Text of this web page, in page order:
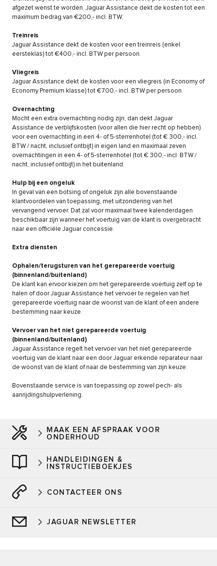
afgezet wenst te worden. Jaguar Assistance dekt de kosten tot een
maximum bedrag van €200,- incl. BTW.
Treinreis
Jaguar Assistance dekt de kosten voor een treinreis (enkel
eersteklas) tot €400,- incl. BTW per persoon.
Vliegreis
Jaguar Assistance dekt de kosten voor een vliegreis (in Economy of
Economy Premium klasse) tot €700,- incl. BTW per persoon.
Overnachting
Mocht een extra overnachting nodig zijn, dan dekt Jaguar
Assistance de verblijfskosten (voor allen die hier recht op hebben)
voor een overnachting in een 4- of 5-sterrenhotel (tot € 300,- incl.
BTW / nacht, inclusief ontbijt) in eigen land en maximaal zeven
overnachtingen in een 4- of 5-sterrenhotel (tot € 300,- incl. BTW /
nacht, inclusief ontbijt) in het buitenland.
Hulp bij een ongeluk
In geval van een botsing of ongeluk zijn alle bovenstaande
klantvoordelen van toepassing, met uitzondering van het
vervangend vervoer. Dat zal voor maximaal twee kalenderdagen
beschikbaar zijn wanneer het voertuig van de klant is overgebracht
naar een officiële Jaguar concessie.
Extra diensten
Ophalen/terugsturen van het gerepareerde voertuig
(binnenland/buitenland)
De klant kan ervoor kiezen om het gerepareerde voertuig zelf op te
halen of door Jaguar Assistance het vervoer te regelen van het
gerepareerde voertuig naar de woonst van de klant of een andere
bestemming naar keuze.
Vervoer van het niet gerepareerde voertuig
(binnenland/buitenland)
Jaguar Assistance regelt het vervoer van het niet gerepareerde
voertuig van de klant naar een door Jaguar erkende reparateur naar
de woonst van de klant of naar de bestemming van zijn keuze.
Bovenstaande service is van toepassing op zowel pech- als
aanrijdingshulpverlening.
MAAK EEN AFSPRAAK VOOR
ONDERHOUD
HANDLEIDINGEN &
INSTRUCTIEBOEKJES
CONTACTEER ONS
JAGUAR NEWSLETTER